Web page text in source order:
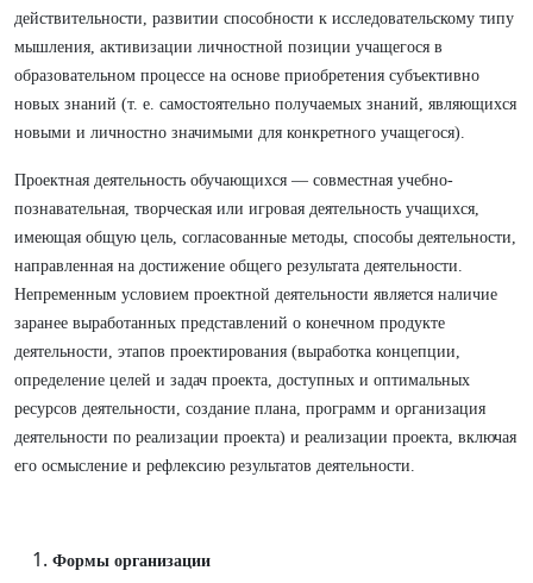
действительности, развитии способности к исследовательскому типу
мышления, активизации личностной позиции учащегося в
образовательном процессе на основе приобретения субъективно
новых знаний (т. е. самостоятельно получаемых знаний, являющихся
новыми и личностно значимыми для конкретного учащегося).
Проектная деятельность обучающихся — совместная учебно-
познавательная, творческая или игровая деятельность учащихся,
имеющая общую цель, согласованные методы, способы деятельности,
направленная на достижение общего результата деятельности.
Непременным условием проектной деятельности является наличие
заранее выработанных представлений о конечном продукте
деятельности, этапов проектирования (выработка концепции,
определение целей и задач проекта, доступных и оптимальных
ресурсов деятельности, создание плана, программ и организация
деятельности по реализации проекта) и реализации проекта, включая
его осмысление и рефлексию результатов деятельности.
Формы организации